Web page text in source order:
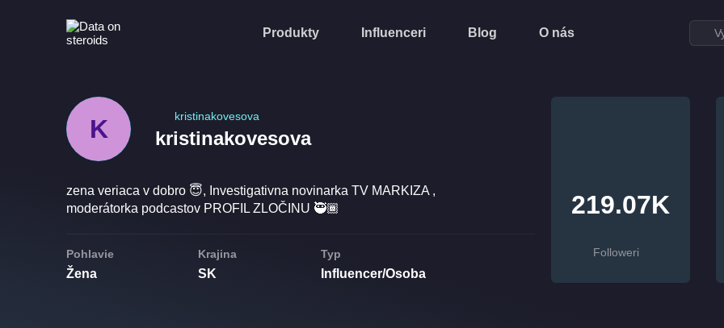
Produkty Influenceri Blog O nás
K kristinakovesova
kristinakovesova
zena veriaca v dobro 😇, Investigativna novinarka TV MARKIZA ,
moderátorka podcastov PROFIL ZLOČINU 🥷🏾
Pohlavie
Žena
Krajina
SK
Typ
Influencer/Osoba
219.07K
Followeri